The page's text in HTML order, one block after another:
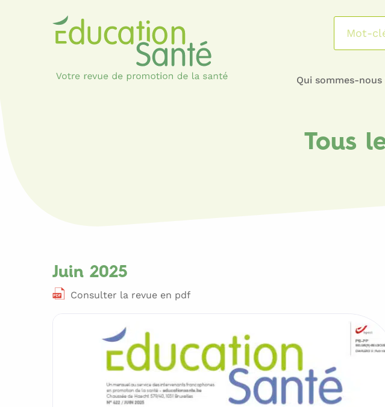
Qui sommes-nous
Tous
Juin 2025
Consulter la revue en pdf